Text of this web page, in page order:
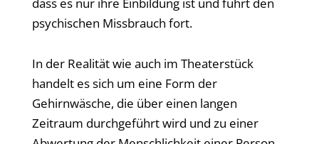
psychischen Missbrauch fort.
In der Realität wie auch im Theaterstück
handelt es sich um eine Form der
Gehirnwäsche, die über einen langen
Zeitraum durchgeführt wird und zu einer